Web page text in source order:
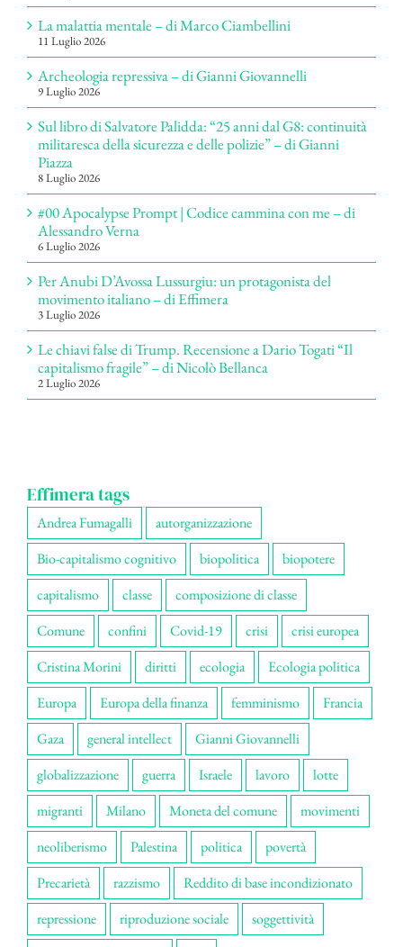
La malattia mentale – di Marco Ciambellini
11 Luglio 2026
Archeologia repressiva – di Gianni Giovannelli
9 Luglio 2026
Sul libro di Salvatore Palidda: “25 anni dal G8: continuità
militaresca della sicurezza e delle polizie” – di Gianni
Piazza
8 Luglio 2026
#00 Apocalypse Prompt | Codice cammina con me – di
Alessandro Verna
6 Luglio 2026
Per Anubi D’Avossa Lussurgiu: un protagonista del
movimento italiano – di Effimera
3 Luglio 2026
Le chiavi false di Trump. Recensione a Dario Togati “Il
capitalismo fragile” – di Nicolò Bellanca
2 Luglio 2026
Effimera tags
Andrea Fumagalli
autorganizzazione
Bio-capitalismo cognitivo
biopolitica
biopotere
capitalismo
classe
composizione di classe
Comune
confini Covid-19 crisi
crisi europea
Cristina Morini
diritti ecologia
Ecologia politica
Europa
Europa della finanza femminismo
Francia
Gaza
general intellect
Gianni Giovannelli
globalizzazione
guerra Israele lavoro
lotte
migranti
Milano Moneta del comune
movimenti
neoliberismo
Palestina politica
povertà
Precarietà
razzismo
Reddito di base incondizionato
repressione
riproduzione sociale
soggettività